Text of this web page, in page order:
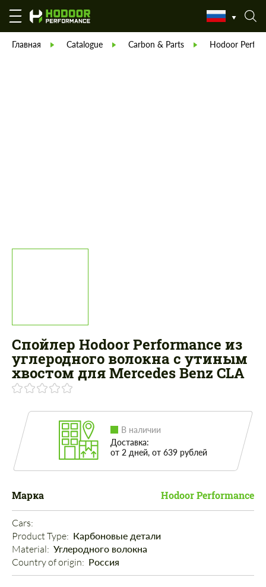
Главная Catalogue Carbon & Parts Hodoor
Спойлер Hodoor Performance из
углеродного волокна с утиным
хвостом для Mercedes Benz CLA
В наличии
Доставка:
от 2 дней, от 639 рублей
Марка Hodoor Performance
Cars:
Product Type: Карбоновые детали
Material: Углеродного волокна
Country of origin: Россия